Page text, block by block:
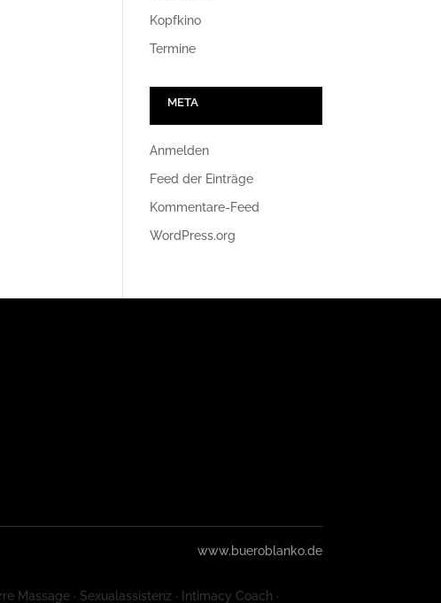
Kopfkino
Termine
META
Anmelden
Feed der Einträge
Kommentare-Feed
WordPress.org
www.bueroblanko.de
Massage · Sexualassistenz · Intimacy Coach ·